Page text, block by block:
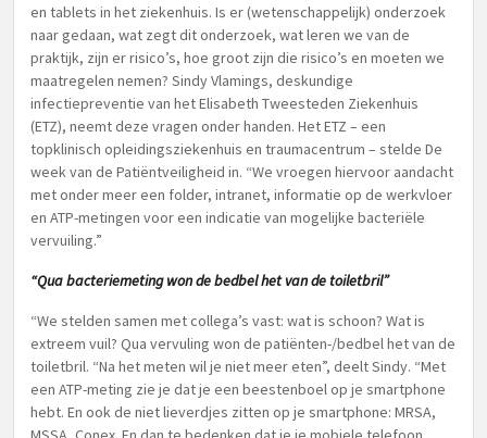
en tablets in het ziekenhuis. Is er (wetenschappelijk) onderzoek
naar gedaan, wat zegt dit onderzoek, wat leren we van de
praktijk, zijn er risico’s, hoe groot zijn die risico’s en moeten we
maatregelen nemen? Sindy Vlamings, deskundige
infectiepreventie van het Elisabeth Tweesteden Ziekenhuis
(ETZ), neemt deze vragen onder handen. Het ETZ – een
topklinisch opleidingsziekenhuis en traumacentrum – stelde De
week van de Patiëntveiligheid in. “We vroegen hiervoor aandacht
met onder meer een folder, intranet, informatie op de werkvloer
en ATP-metingen voor een indicatie van mogelijke bacteriële
vervuiling.”
“Qua bacteriemeting won de bedbel het van de toiletbril”
“We stelden samen met collega’s vast: wat is schoon? Wat is
extreem vuil? Qua vervuling won de patiënten-/bedbel het van de
toiletbril. “Na het meten wil je niet meer eten”, deelt Sindy. “Met
een ATP-meting zie je dat je een beestenboel op je smartphone
hebt. En ook de niet lieverdjes zitten op je smartphone: MRSA,